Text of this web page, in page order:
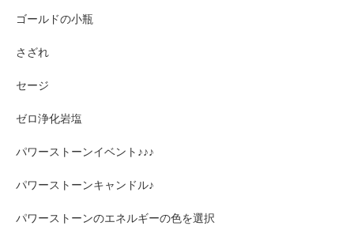
ゴールドの小瓶
さざれ
セージ
ゼロ浄化岩塩
パワーストーンイベント♪♪♪
パワーストーンキャンドル♪
パワーストーンのエネルギーの色を選択